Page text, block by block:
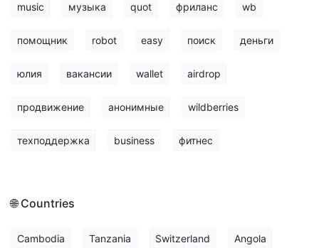
music музыка quot фриланс wb
помощник robot easy поиск деньги
юлия вакансии wallet airdrop
продвижение анонимные wildberries
техподдержка business фитнес
🌐 Countries
Cambodia Tanzania Switzerland Angola